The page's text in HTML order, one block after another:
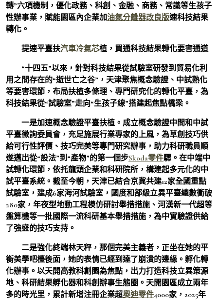
轉”六項機制，優化政務、科創、金融、商務、常識等生孩子
性辦事業，賦能園區內企業加油氣分離器改良版速科技結果
轉化。
提速平臺扶汽車冷氣芯植，買通科技結果轉化要害通道
“十四五”以來，針對科技結果從試驗室研發到貿易化利
用之間存在的“逝世亡之谷”，天津聚焦概念驗證、中試熟化
等要害環節，布局扶植多條理、專門研究化的轉化平臺，為
科技結果從“試驗室”走向“生孩子線”搭建起焦點橋梁。
一是加速概念驗證平臺扶植。成立概念驗證中間和中試
平臺徵詢委員會，充足施展行業專家的上風，為草創技巧供
給可行性評價、技巧完美等專門研究辦事，助力科研職員順
遂邁出從“設法”到“產物”的第一個步Skoda零件驟。在中端中
試轉化環節，依托龍頭企業和科研院所，構建起多元化的中
試平臺系統。截至今朝，天津已結合京冀共建12家全國重點
試驗室，建成6家海河試驗室，國度和部級立異平臺總數衝破
280家，年夜型地動工程模仿研討舉措措施、河漢新一代超等
盤算機等一批國際一流科研基本舉措措施，為中實驗證供給
了強盛的技巧支持。
二是強化終端林天秤，那個完美主義者，正坐在她的平
衡美學吧檯後面，她的表情已經到達了崩潰的邊緣。孵化轉
化辦事。以天開高教科創園為焦點，出力打造科技立異策源
地、科研結果孵化器和科創辦事生態圈。天開園區成立兩年
多的時光里，累計新增注冊企業超奧迪零件4000家，2025年